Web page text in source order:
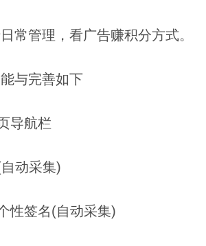
常管理，看广告赚积分方式。
与完善如下
导航栏
自动采集)
性签名(自动采集)